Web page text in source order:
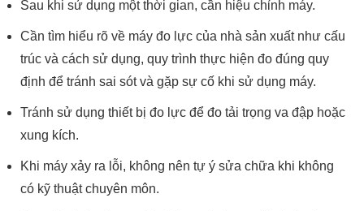
Sau khi sử dụng một thời gian, cần hiệu chỉnh máy.
Cần tìm hiểu rõ về máy đo lực của nhà sản xuất như cấu
trúc và cách sử dụng, quy trình thực hiện đo đúng quy
định để tránh sai sót và gặp sự cố khi sử dụng máy.
Tránh sử dụng thiết bị đo lực để đo tải trọng va đập hoặc
xung kích.
Khi máy xảy ra lỗi, không nên tự ý sửa chữa khi không
có kỹ thuật chuyên môn.